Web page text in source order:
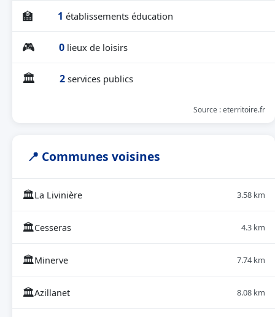
🏫 1 établissements éducation
🎮 0 lieux de loisirs
🏛 2 services publics
Source : eterritoire.fr
📍 Communes voisines
🏛La Livinière 3.58 km
🏛Cesseras 4.3 km
🏛Minerve 7.74 km
🏛Azillanet 8.08 km